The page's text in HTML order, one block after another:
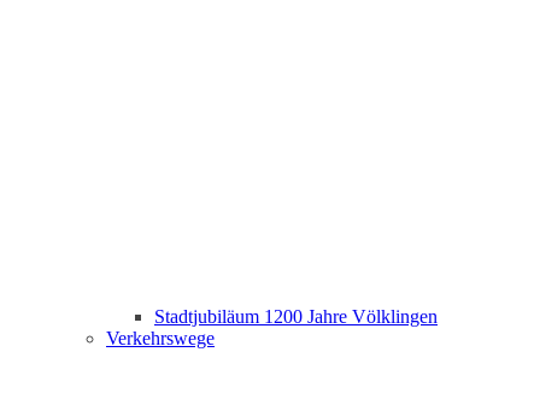
Stadtjubiläum 1200 Jahre Völklingen
Verkehrswege